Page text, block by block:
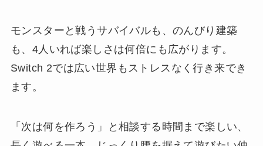
モンスターと戦うサバイバルも、のんびり建築
も、4人いれば楽しさは何倍にも広がります。
Switch 2では広い世界もストレスなく行き来でき
ます。
「次は何を作ろう」と相談する時間まで楽しい、